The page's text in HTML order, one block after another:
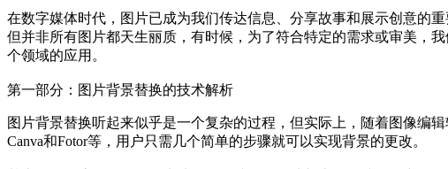
在数字媒体时代，图片已成为我们传达信息、分享故事和展示创意的
但并非所有图片都天生丽质，有时候，为了符合特定的需求或审美，
个领域的应用。
第一部分：图片背景替换的技术解析
图片背景替换听起来似乎是一个复杂的过程，但实际上，随着图像编
Canva和Fotor等，用户只需几个简单的步骤就可以实现背景的更改。